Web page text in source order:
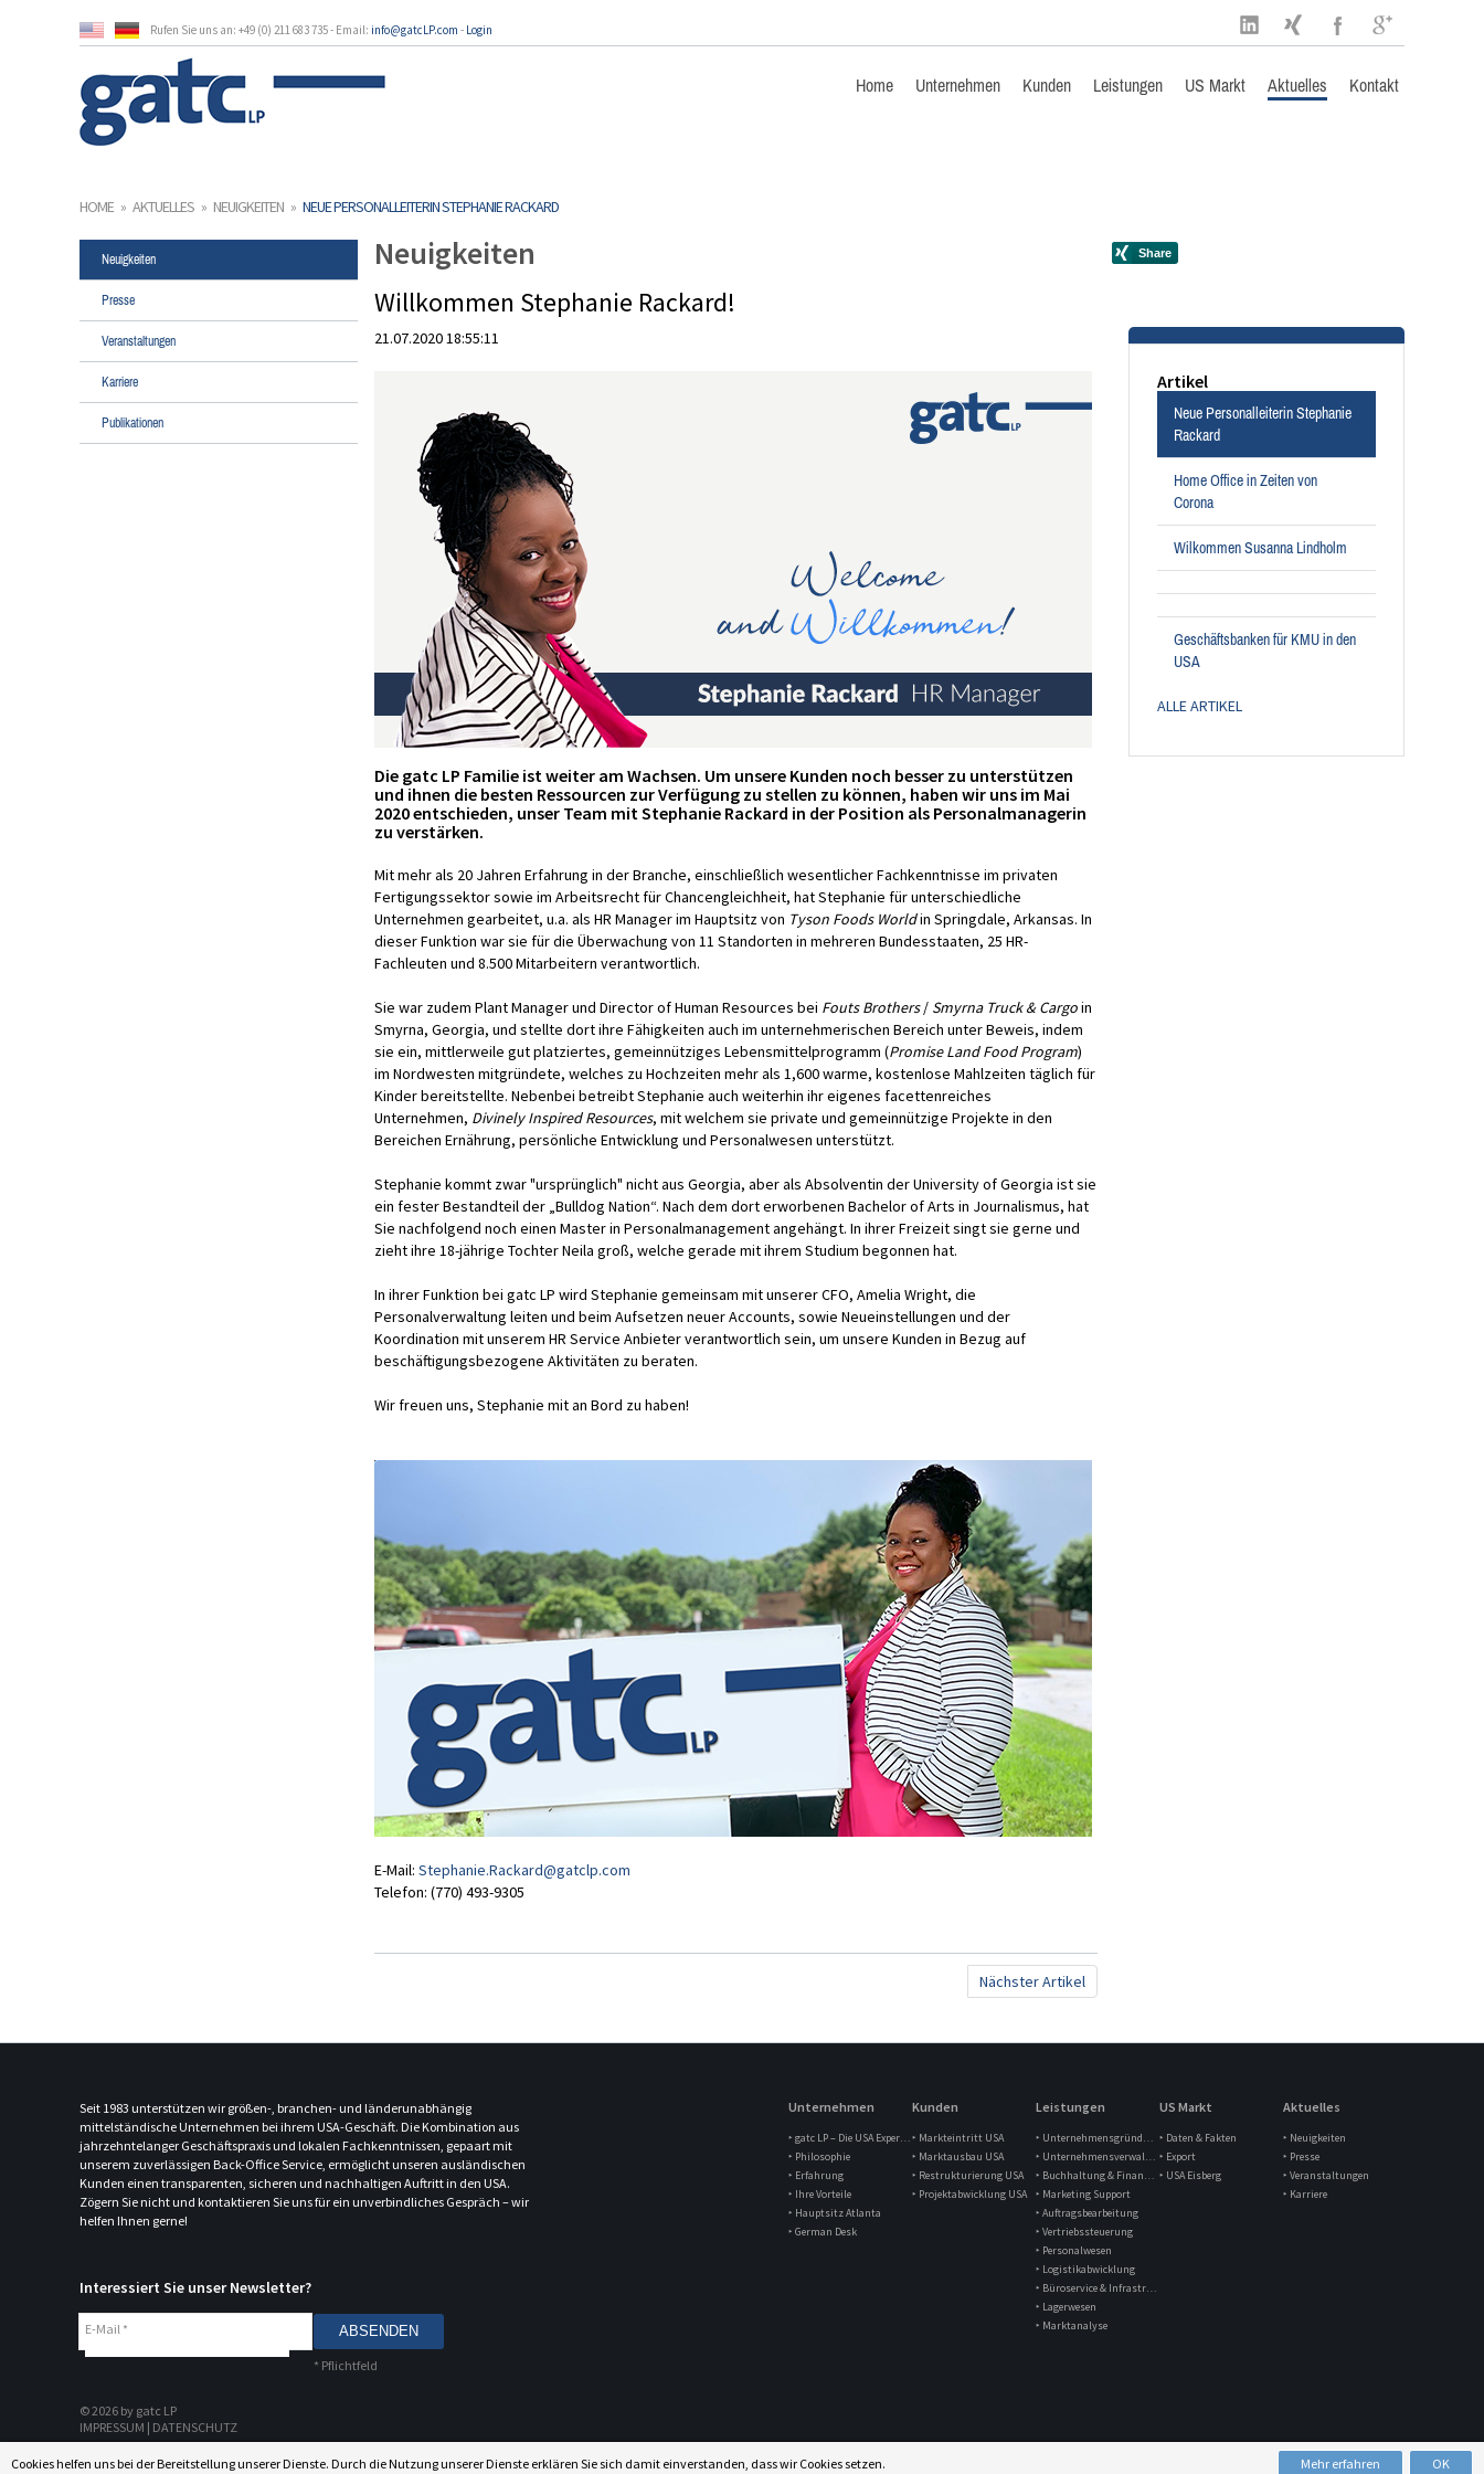
Cookies helfen uns bei der Bereitstellung unserer Dienste. Durch die Nutzung unserer Dienste erklären Sie sich damit einverstanden, dass wir Cookies setzen. Mehr erfahren OK
Rufen Sie uns an: +49 (0) 211 683 735 - Email: info@gatcLP.com - Login
Home Unternehmen Kunden Leistungen US Markt Aktuelles Kontakt
HOME » AKTUELLES » NEUIGKEITEN » NEUE PERSONALLEITERIN STEPHANIE RACKARD
Neuigkeiten
Presse
Veranstaltungen
Karriere
Publikationen
Neuigkeiten
Willkommen Stephanie Rackard!
21.07.2020 18:55:11
Die gatc LP Familie ist weiter am Wachsen. Um unsere Kunden noch besser zu unterstützen
und ihnen die besten Ressourcen zur Verfügung zu stellen zu können, haben wir uns im Mai
2020 entschieden, unser Team mit Stephanie Rackard in der Position als Personalmanagerin
zu verstärken.
Mit mehr als 20 Jahren Erfahrung in der Branche, einschließlich wesentlicher Fachkenntnisse im privaten
Fertigungssektor sowie im Arbeitsrecht für Chancengleichheit, hat Stephanie für unterschiedliche
Unternehmen gearbeitet, u.a. als HR Manager im Hauptsitz von Tyson Foods Worldin Springdale, Arkansas. In
dieser Funktion war sie für die Überwachung von 11 Standorten in mehreren Bundesstaaten, 25 HR-
Fachleuten und 8.500 Mitarbeitern verantwortlich.
Sie war zudem Plant Manager und Director of Human Resources bei Fouts Brothers/ Smyrna Truck & Cargoin
Smyrna, Georgia, und stellte dort ihre Fähigkeiten auch im unternehmerischen Bereich unter Beweis, indem
sie ein, mittlerweile gut platziertes, gemeinnütziges Lebensmittelprogramm (Promise Land Food Program)
im Nordwesten mitgründete, welches zu Hochzeiten mehr als 1,600 warme, kostenlose Mahlzeiten täglich für
Kinder bereitstellte. Nebenbei betreibt Stephanie auch weiterhin ihr eigenes facettenreiches
Unternehmen, Divinely Inspired Resources, mit welchem sie private und gemeinnützige Projekte in den
Bereichen Ernährung, persönliche Entwicklung und Personalwesen unterstützt.
Stephanie kommt zwar "ursprünglich" nicht aus Georgia, aber als Absolventin der University of Georgia ist sie
ein fester Bestandteil der „Bulldog Nation“. Nach dem dort erworbenen Bachelor of Arts in Journalismus, hat
Sie nachfolgend noch einen Master in Personalmanagement angehängt. In ihrer Freizeit singt sie gerne und
zieht ihre 18-jährige Tochter Neila groß, welche gerade mit ihrem Studium begonnen hat.
In ihrer Funktion bei gatc LP wird Stephanie gemeinsam mit unserer CFO, Amelia Wright, die
Personalverwaltung leiten und beim Aufsetzen neuer Accounts, sowie Neueinstellungen und der
Koordination mit unserem HR Service Anbieter verantwortlich sein, um unsere Kunden in Bezug auf
beschäftigungsbezogene Aktivitäten zu beraten.
Wir freuen uns, Stephanie mit an Bord zu haben!
E-Mail: Stephanie.Rackard@gatclp.com
Telefon: (770) 493-9305
Nächster Artikel
Artikel
Neue Personalleiterin Stephanie
Rackard
Home Office in Zeiten von
Corona
Wilkommen Susanna Lindholm
Geschäftsbanken für KMU in den
USA
ALLE ARTIKEL
Seit 1983 unterstützen wir größen-, branchen- und länderunabhängig
mittelständische Unternehmen bei ihrem USA-Geschäft. Die Kombination aus
jahrzehntelanger Geschäftspraxis und lokalen Fachkenntnissen, gepaart mit
unserem zuverlässigen Back-Office Service, ermöglicht unseren ausländischen
Kunden einen transparenten, sicheren und nachhaltigen Auftritt in den USA.
Zögern Sie nicht und kontaktieren Sie uns für ein unverbindliches Gespräch – wir
helfen Ihnen gerne!
Interessiert Sie unser Newsletter?
E-Mail *
* Pflichtfeld
Unternehmen
‣ gatc LP – Die USA Experten
‣ Philosophie
‣ Erfahrung
‣ Ihre Vorteile
‣ Hauptsitz Atlanta
‣ German Desk
Kunden
‣ Markteintritt USA
‣ Marktausbau USA
‣ Restrukturierung USA
‣ Projektabwicklung USA
Leistungen
‣ Unternehmensgründung
‣ Unternehmensverwaltung
‣ Buchhaltung & Finanzen
‣ Marketing Support
‣ Auftragsbearbeitung
‣ Vertriebssteuerung
‣ Personalwesen
‣ Logistikabwicklung
‣ Büroservice & Infrastruktur
‣ Lagerwesen
‣ Marktanalyse
US Markt
‣ Daten & Fakten
‣ Export
‣ USA Eisberg
Aktuelles
‣ Neuigkeiten
‣ Presse
‣ Veranstaltungen
‣ Karriere
© 2026 by gatc LP
IMPRESSUM | DATENSCHUTZ